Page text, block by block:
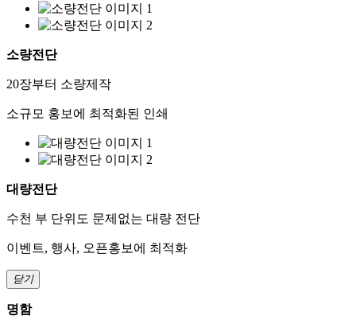
소량전단
20장부터 소량제작
소규모 홍보에 최적화된 인쇄
대량전단
수천 부 단위도 문제없는 대량 전단
이벤트, 행사, 오픈홍보에 최적화
닫기
명함